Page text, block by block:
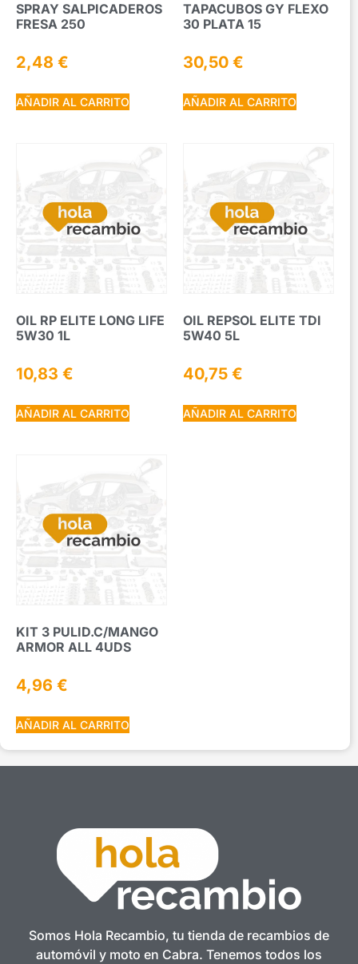
SPRAY SALPICADEROS
FRESA 250
2,48 €
AÑADIR AL CARRITO
TAPACUBOS GY FLEXO
30 PLATA 15
30,50 €
AÑADIR AL CARRITO
OIL RP ELITE LONG LIFE
5W30 1L
10,83 €
AÑADIR AL CARRITO
OIL REPSOL ELITE TDI
5W40 5L
40,75 €
AÑADIR AL CARRITO
KIT 3 PULID.C/MANGO
ARMOR ALL 4UDS
4,96 €
AÑADIR AL CARRITO
Somos Hola Recambio, tu tienda de recambios de
automóvil y moto en Cabra. Tenemos todos los